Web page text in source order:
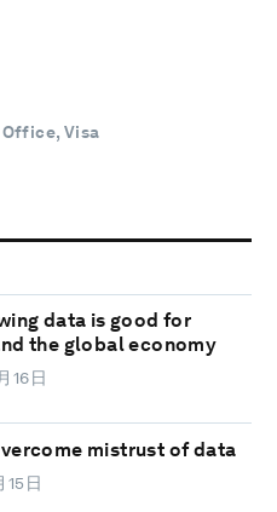
Visa
data is good for
the global economy
16日
mistrust of data
15日